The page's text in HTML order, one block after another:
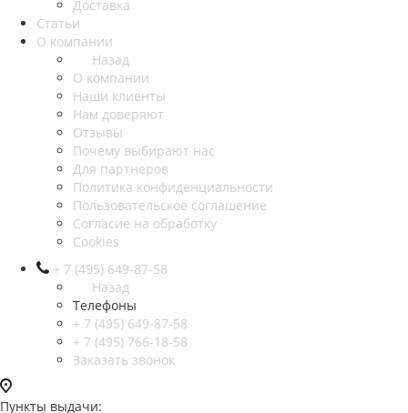
Доставка
Статьи
О компании
Назад
О компании
Наши клиенты
Нам доверяют
Отзывы
Почему выбирают нас
Для партнеров
Политика конфиденциальности
Пользовательское соглашение
Согласие на обработку
Cookies
+ 7 (495) 649-87-58
Назад
Телефоны
+ 7 (495) 649-87-58
+ 7 (495) 766-18-58
Заказать звонок
Пункты выдачи: